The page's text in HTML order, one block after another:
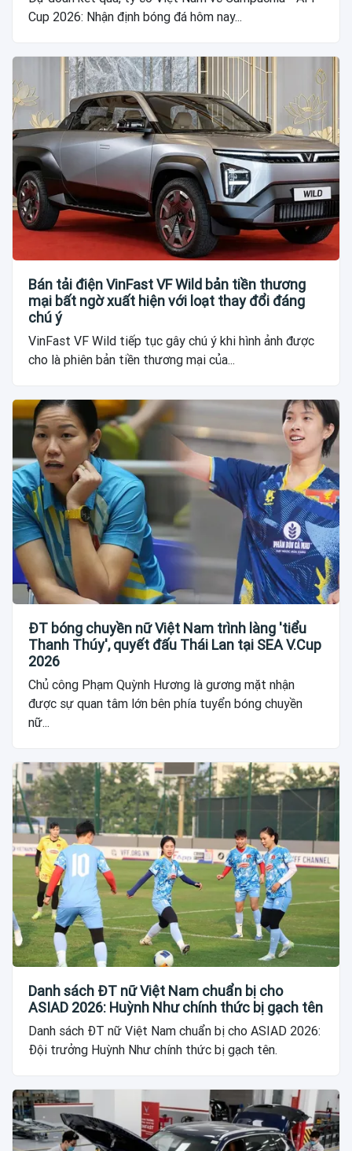
Cup 2026: Nhận định bóng đá hôm nay...
Bán tải điện VinFast VF Wild bản tiền thương
mại bất ngờ xuất hiện với loạt thay đổi đáng
chú ý
VinFast VF Wild tiếp tục gây chú ý khi hình ảnh được
cho là phiên bản tiền thương mại của...
ĐT bóng chuyền nữ Việt Nam trình làng 'tiểu
Thanh Thúy', quyết đấu Thái Lan tại SEA V.Cup
2026
Chủ công Phạm Quỳnh Hương là gương mặt nhận
được sự quan tâm lớn bên phía tuyển bóng chuyền
nữ...
Danh sách ĐT nữ Việt Nam chuẩn bị cho
ASIAD 2026: Huỳnh Như chính thức bị gạch tên
Danh sách ĐT nữ Việt Nam chuẩn bị cho ASIAD 2026:
Đội trưởng Huỳnh Như chính thức bị gạch tên.